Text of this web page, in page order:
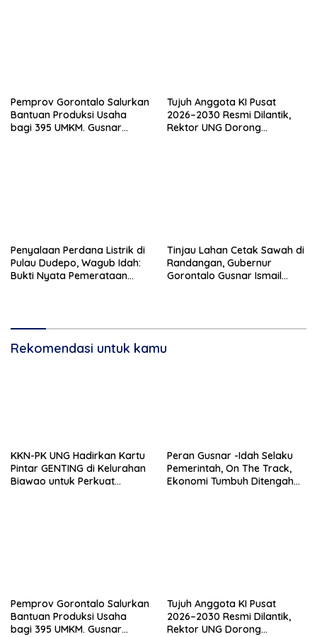
Pemprov Gorontalo Salurkan
Bantuan Produksi Usaha
bagi 395 UMKM. Gusnar
Tujuh Anggota KI Pusat
2026–2030 Resmi Dilantik,
Rektor UNG Dorong
Penyalaan Perdana Listrik di
Pulau Dudepo, Wagub Idah:
Bukti Nyata Pemerataan
Tinjau Lahan Cetak Sawah di
Randangan, Gubernur
Gorontalo Gusnar Ismail
Rekomendasi untuk kamu
KKN-PK UNG Hadirkan Kartu
Pintar GENTING di Kelurahan
Biawao untuk Perkuat
Peran Gusnar -Idah Selaku
Pemerintah, On The Track,
Ekonomi Tumbuh Ditengah
Pemprov Gorontalo Salurkan
Bantuan Produksi Usaha
bagi 395 UMKM. Gusnar
Tujuh Anggota KI Pusat
2026–2030 Resmi Dilantik,
Rektor UNG Dorong